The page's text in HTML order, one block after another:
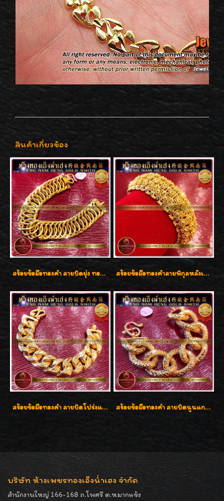
สินค้าเกี่ยวข้อง
สร้อยข้อมือทองคำ ลายบิดยุ่ง ทองคำ 96.5% น้ำหนัก 3 บาท สวยน่าสะสมค่ะ สร้อยข้อมือทองคำลายพิกุลหลังเต่า น้ำหนัก 86.6g ( 5.71 บาท ) หน้ากว้าง 20 มิล
สร้อยข้อมือทองคำ ลายบิดโปร่งแกะลาย ทองคำ 96.5% น้ำหนัก 5 บาท สวยค่ะ สร้อยข้อมือทองคำ ลายบิดนูนแกะลาย ทองคำ 96.5% น้ำหนัก 5 บาท สวยค่ะ
บริษัท ห้างเพชรทองเอ็งน่ำเฮง จำกัด
สำนักงานใหญ่ 166-168 ถ.โพศรี ต.หมากแข้ง